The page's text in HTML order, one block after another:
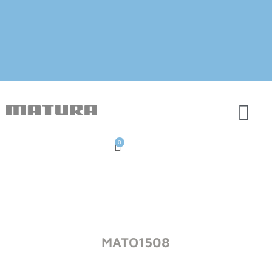
0
MATO1508